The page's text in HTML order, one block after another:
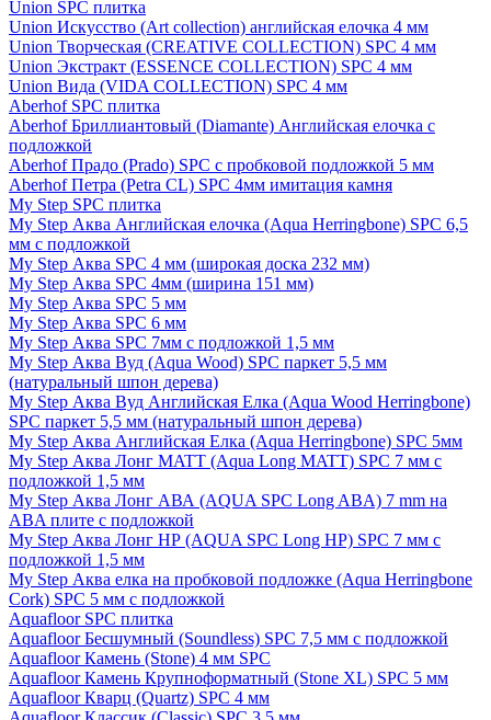
Union SPC плитка
Union Искусство (Art collection) английская елочка 4 мм
Union Творческая (CREATIVE COLLECTION) SPC 4 мм
Union Экстракт (ESSENCE COLLECTION) SPC 4 мм
Union Вида (VIDA COLLECTION) SPC 4 мм
Aberhof SPC плитка
Aberhof Бриллиантовый (Diamante) Английская елочка с
подложкой
Aberhof Прадо (Prado) SPC с пробковой подложкой 5 мм
Aberhof Петра (Petra CL) SPC 4мм имитация камня
My Step SPC плитка
My Step Аква Английская елочка (Aqua Herringbone) SPC 6,5
мм с подложкой
My Step Аква SPC 4 мм (широкая доска 232 мм)
My Step Аква SPC 4мм (ширина 151 мм)
My Step Аква SPC 5 мм
My Step Аква SPC 6 мм
My Step Аква SPC 7мм c подложкой 1,5 мм
My Step Аква Вуд (Aqua Wood) SPC паркет 5,5 мм
(натуральный шпон дерева)
My Step Аква Вуд Английская Елка (Aqua Wood Herringbone)
SPC паркет 5,5 мм (натуральный шпон дерева)
My Step Аква Английская Елка (Aqua Herringbone) SPC 5мм
My Step Аква Лонг MATT (Aqua Long MATT) SPC 7 мм с
подложкой 1,5 мм
My Step Аква Лонг АВА (AQUA SPC Long ABA) 7 mm на
ABA плите с подложкой
My Step Аква Лонг НР (AQUA SPC Long HP) SPC 7 мм с
подложкой 1,5 мм
My Step Аква елка на пробковой подложке (Aqua Herringbone
Cork) SPC 5 мм с подложкой
Aquafloor SPC плитка
Aquafloor Бесшумный (Soundless) SPC 7,5 мм с подложкой
Aquafloor Камень (Stone) 4 мм SPC
Aquafloor Камень Крупноформатный (Stone XL) SPC 5 мм
Aquafloor Кварц (Quartz) SPC 4 мм